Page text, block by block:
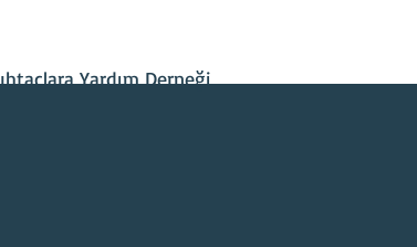
Yardım Derneği